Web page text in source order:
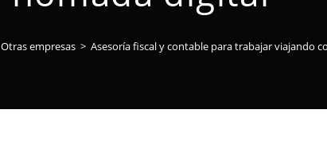
Otras empresas > Asesoría fiscal y contable para trabajar viajando